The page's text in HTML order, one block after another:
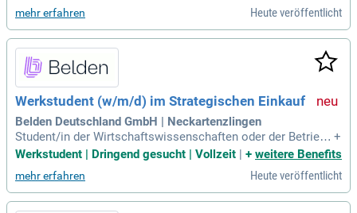
rweise erste Erfahrung
mehr erfahren Heute veröffentlicht
Werkstudent (w/m/d) im Strategischen Einkauf
Belden Deutschland GmbH | Neckartenzlingen
Student/in der Wirtschaftswissenschaften oder der Betriebs
wirtschaftslehre, des Wirtschaftsingenieurwesens, der Wirts
Umgang mit MS-Office; Idealerweise Kenntnisse im Umgang
mit SAP; Gute Englischkenntnisse
+
Werkstudent | Dringend gesucht | Vollzeit
+ weitere Benefits
mehr erfahren Heute veröffentlicht